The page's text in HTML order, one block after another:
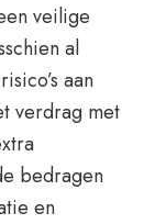
veilige
al
aan
verdrag met
bedragen
en